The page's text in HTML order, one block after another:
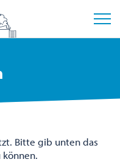
Bitte gib unten das
können.